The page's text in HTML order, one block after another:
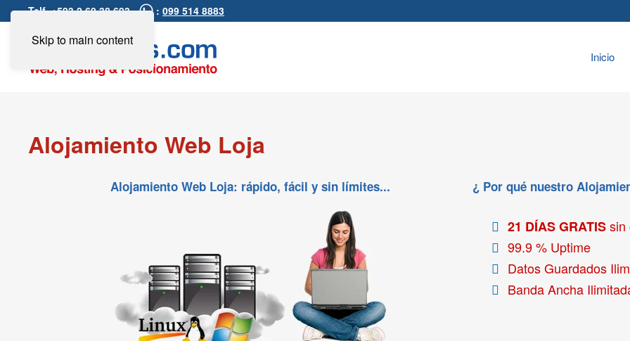
Skip to main content
Telf. +593 2 60 38 693 - : 099 514 8883
Inicio
Alojamiento Web Loja
Alojamiento Web Loja: rápido, fácil y sin límites... ¿ Por qué nuestro
21 DÍAS GRATISsin
99.9 % Uptime
Datos Guardados
Banda Ancha